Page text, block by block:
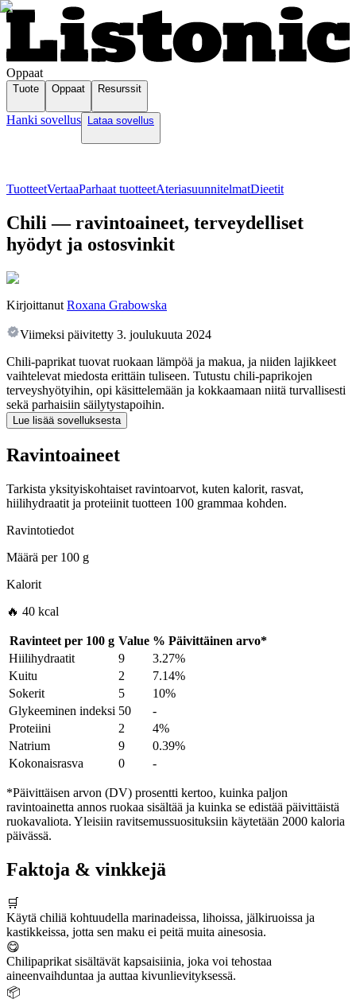
Oppaat
Tuote Oppaat Resurssit
Hanki sovellus Lataa sovellus
TuotteetVertaaParhaat tuotteetAteriasuunnitelmatDieetit
Chili — ravintoaineet, terveydelliset
hyödyt ja ostosvinkit
Kirjoittanut Roxana Grabowska
Viimeksi päivitetty 3. joulukuuta 2024
Chili-paprikat tuovat ruokaan lämpöä ja makua, ja niiden lajikkeet
vaihtelevat miedosta erittäin tuliseen. Tutustu chili-paprikojen
terveyshyötyihin, opi käsittelemään ja kokkaamaan niitä turvallisesti
sekä parhaisiin säilytystapoihin.
Lue lisää sovelluksesta
Ravintoaineet
Tarkista yksityiskohtaiset ravintoarvot, kuten kalorit, rasvat,
hiilihydraatit ja proteiinit tuotteen 100 grammaa kohden.
Ravintotiedot
Määrä per100 g
Kalorit
🔥 40 kcal
Ravinteet per 100 g Value % Päivittäinen arvo*
Hiilihydraatit
9
3.27%
Kuitu
2
7.14%
Sokerit
5
10%
Glykeeminen indeksi 50
-
Proteiini
2
4%
Natrium
9
0.39%
Kokonaisrasva
0 -
*Päivittäisen arvon (DV) prosentti kertoo, kuinka paljon
ravintoainetta annos ruokaa sisältää ja kuinka se edistää päivittäistä
ruokavaliota. Yleisiin ravitsemussuosituksiin käytetään 2000 kaloria
päivässä.
Faktoja & vinkkejä
🛒
Käytä chiliä kohtuudella marinadeissa, lihoissa, jälkiruoissa ja
kastikkeissa, jotta sen maku ei peitä muita ainesosia.
😋
Chilipaprikat sisältävät kapsaisiinia, joka voi tehostaa
aineenvaihduntaa ja auttaa kivunlievityksessä.
📦